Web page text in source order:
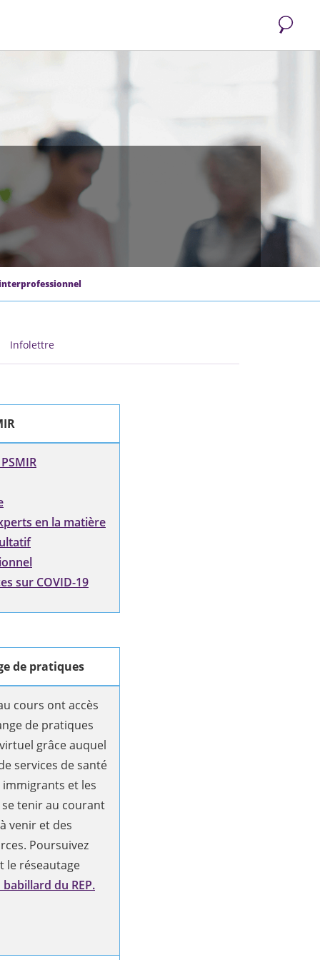
Infolettre
en la matière
sur COVID-19
de pratiques
cours ont accès
de pratiques
grâce auquel
services de santé
et les
tenir au courant
venir et des
Poursuivez
le réseautage
du REP.